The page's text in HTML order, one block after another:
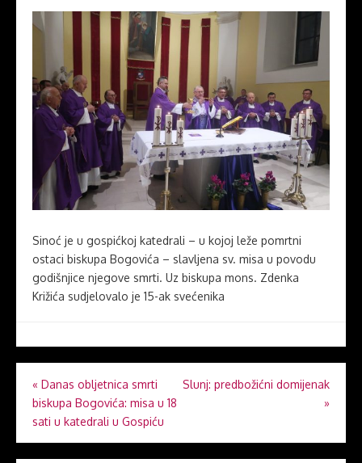
Sinoć je u gospićkoj katedrali – u kojoj leže pomrtni
ostaci biskupa Bogovića – slavljena sv. misa u povodu
godišnjice njegove smrti. Uz biskupa mons. Zdenka
Križića sudjelovalo je 15-ak svećenika
Navigacija
objava
« Danas obljetnica smrti
biskupa Bogovića: misa u 18
sati u katedrali u Gospiću
Slunj: predbožićni domijenak
»